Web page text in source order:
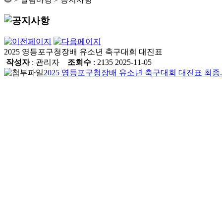
2025 영등포구청장배 유소년 축구대회 대진표
작성자: 관리자 조회수 : 2135 2025-11-05
2025 영등포구청장배 유소년 축구대회 대진표 최종